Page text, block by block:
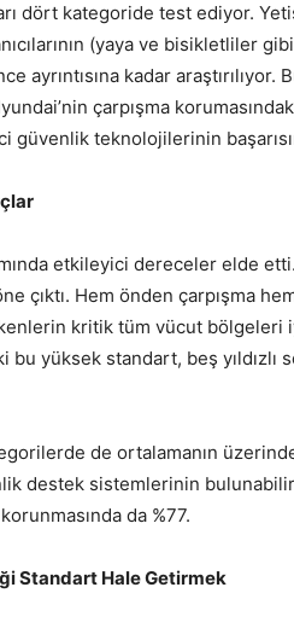
dört kategoride test ediyor.
(yaya ve bisikletliler
ayrıntısına kadar araştırılıyor.
çarpışma
teknolojilerinin
etkileyici dereceler elde
çıktı. Hem önden çarpışma
kritik tüm vücut bölgeleri
bu yüksek standart, beş
de ortalamanın
destek sistemlerinin
da %77.
Standart Hale Getirmek